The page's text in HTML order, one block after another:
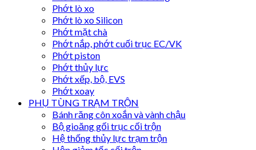
Phớt lò xo
Phớt lò xo Silicon
Phớt mặt chà
Phớt nắp, phớt cuối trục EC/VK
Phớt piston
Phớt thủy lực
Phớt xếp, bộ, EVS
Phớt xoay
PHỤ TÙNG TRẠM TRỘN
Bánh răng côn xoắn và vành chậu
Bộ gioăng gối trục cối trộn
Hệ thống thủy lực trạm trộn